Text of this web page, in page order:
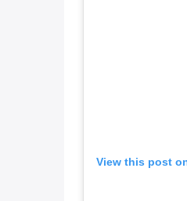
View this post